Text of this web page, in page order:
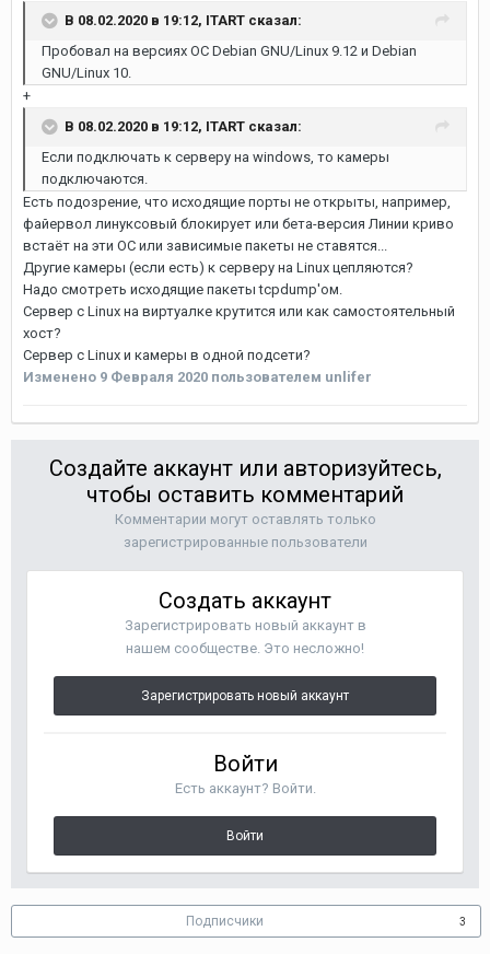
В 08.02.2020 в 19:12, ITART сказал:
Пробовал на версиях ОС Debian GNU/Linux 9.12 и Debian
GNU/Linux 10.
+
В 08.02.2020 в 19:12, ITART сказал:
Если подключать к серверу на windows, то камеры
подключаются.
Есть подозрение, что исходящие порты не открыты, например,
файервол линуксовый блокирует или бета-версия Линии криво
встаёт на эти ОС или зависимые пакеты не ставятся...
Другие камеры (если есть) к серверу на Linux цепляются?
Надо смотреть исходящие пакеты tcpdump'ом.
Сервер с Linux на виртуалке крутится или как самостоятельный
хост?
Сервер с Linux и камеры в одной подсети?
Изменено 9 Февраля 2020 пользователем unlifer
Создайте аккаунт или авторизуйтесь,
чтобы оставить комментарий
Комментарии могут оставлять только
зарегистрированные пользователи
Создать аккаунт
Зарегистрировать новый аккаунт в
нашем сообществе. Это несложно!
Зарегистрировать новый аккаунт
Войти
Есть аккаунт? Войти.
Войти
Подписчики 3